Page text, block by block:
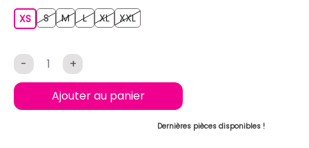
XSXSSS MM LL XLXL XXLXXL
- +
Ajouter au panier
Dernières pièces disponibles !